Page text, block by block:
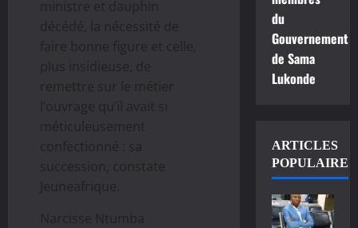
ministre et dauphin
décédé, la nécessité de
faire bonne figure et celle,
plus insidieuse, de
remettre sur le métier
l’ouvrage qu’il avait si
méticuleusement
confectionné : sa
succession, constate
Jeuneafrique.
Narcisse Ntumba
du
Gouvernement
de Sama
Lukonde
ARTICLES
POPULAIRE